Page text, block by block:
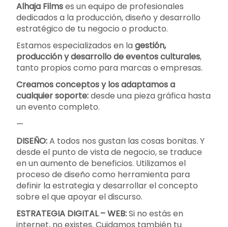
Alhaja Filmses un equipo de profesionales
dedicados a la producción, diseño y desarrollo
estratégico de tu negocio o producto.
Estamos especializados en lagestión,
producción y desarrollo de eventos culturales,
tanto propios como para marcas o empresas.
Creamos conceptos y los adaptamos a
cualquier soporte:desde una pieza gráfica hasta
un evento completo.
—
DISEÑO:A todos nos gustan las cosas bonitas. Y
desde el punto de vista de negocio, se traduce
en un aumento de beneficios. Utilizamos el
proceso de diseño como herramienta para
definir la estrategia y desarrollar el concepto
sobre el que apoyar el discurso.
ESTRATEGIA DIGITAL – WEB:Si no estás en